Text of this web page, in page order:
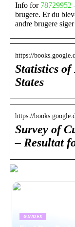
Info for 78729952
brugere. Er du
andre brugere
https://
Statistics
States
https://
Survey of
– Resultat
GUIDES